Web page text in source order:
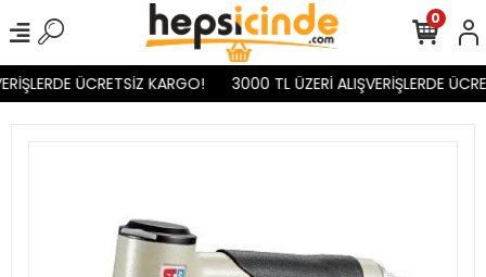
ÜCRETSİZ KARGO! 3000 TL ÜZERİ ALIŞVERİŞLERDE
0